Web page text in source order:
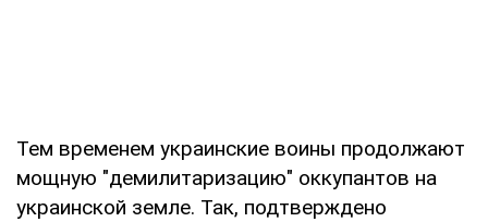
Тем временем украинские воины продолжают
мощную "демилитаризацию" оккупантов на
украинской земле. Так, подтверждено